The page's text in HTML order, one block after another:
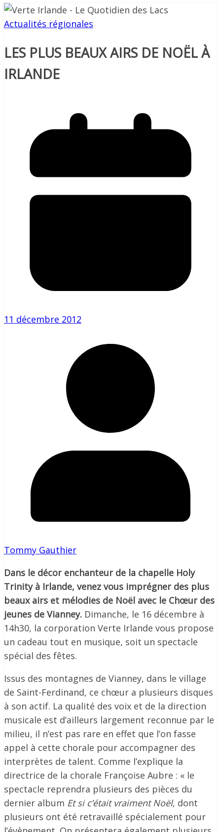
Actualités régionales
LES PLUS BEAUX AIRS DE NOËL À
IRLANDE
11 décembre 2012
Tommy Gauthier
Dans le décor enchanteur de la chapelle Holy
Trinity à Irlande, venez vous imprégner des plus
beaux airs et mélodies de Noël avec le Chœur des
jeunes de Vianney. Dimanche, le 16 décembre à
14h30, la corporation Verte Irlande vous propose
un cadeau tout en musique, soit un spectacle
spécial des fêtes.
Issus des montagnes de Vianney, dans le village
de Saint-Ferdinand, ce chœur a plusieurs disques
à son actif. La qualité des voix et de la direction
musicale est d’ailleurs largement reconnue par le
milieu, il n’est pas rare en effet que l’on fasse
appel à cette chorale pour accompagner des
interprètes de talent. Comme l’explique la
directrice de la chorale Françoise Aubre : « le
spectacle reprendra plusieurs des pièces du
dernier album Et si c’était vraiment Noël, dont
plusieurs ont été retravaillé spécialement pour